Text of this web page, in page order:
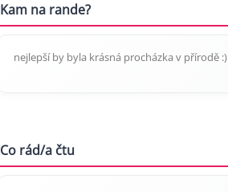
Kam na rande?
nejlepší by byla krásná procházka v přírodě :)
Co rád/a čtu